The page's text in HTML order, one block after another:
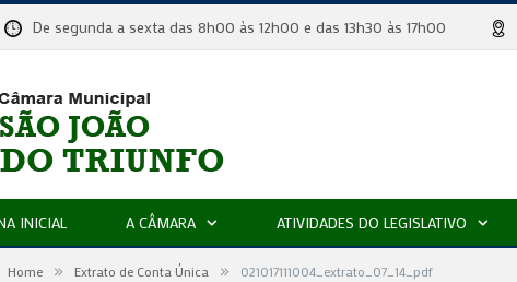
De segunda a sexta das 8h00 às 12h00 e das 13h30 às 17h00
INICIAL A CÂMARA ATIVIDADES DO LEGISLATIVO
Home » Extrato de Conta Única » 021017111004_extrato_07_14_pdf